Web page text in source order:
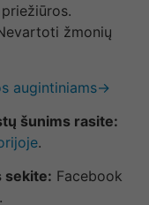
.
žmonių
augintiniams→
šunims rasite:
.
sekite: Facebook